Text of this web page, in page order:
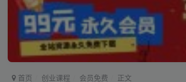
首页 创业课程 会员免费 正文